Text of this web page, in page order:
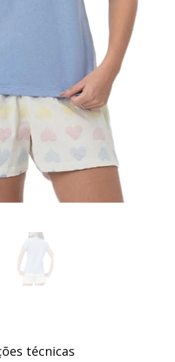
técnicas